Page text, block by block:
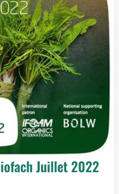
Juillet 2022